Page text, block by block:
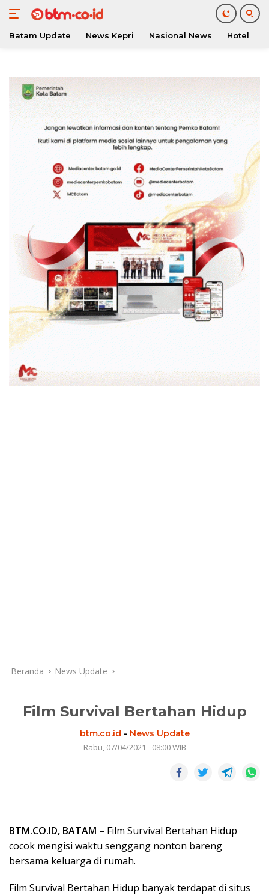
konten
Batam Update News Kepri Nasional News Hotel
Beranda News Update
Film Survival Bertahan Hidup
btm.co.id - News Update
Rabu, 07/04/2021 - 08:00 WIB
BTM.CO.ID, BATAM – Film Survival Bertahan Hidup
cocok mengisi waktu senggang nonton bareng
bersama keluarga di rumah.
Film Survival Bertahan Hidup banyak terdapat di situs